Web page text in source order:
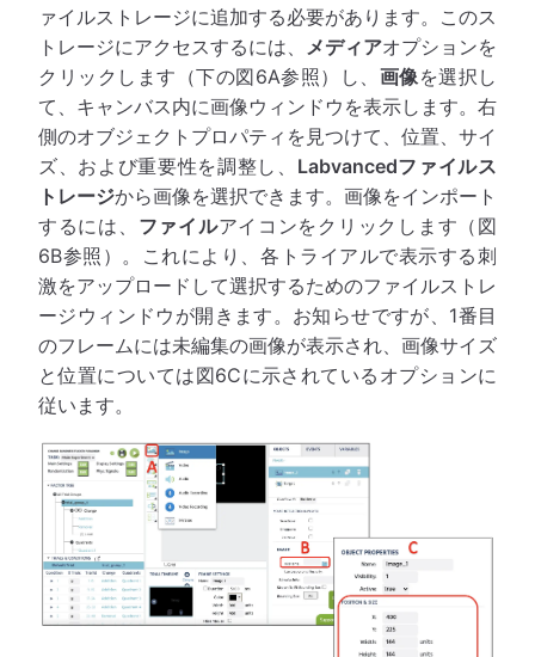
ァイルストレージに追加する必要があります。このス
トレージにアクセスするには、
メディアオプションを
クリックします（下の図6A参照）し、 画像 を選択し
て、キャンバス内に画像ウィンドウを表示します。右
側のオブジェクトプロパティを見つけて、位置、サイ
ズ、および重要性を調整し、 Labvancedファイルス
トレージから画像を選択できます。画像をインポート
するには、 ファイルアイコンをクリックします（図
6B参照）。これにより、各トライアルで表示する刺
激をアップロードして選択するためのファイルストレ
ージウィンドウが開きます。お知らせですが、1番目
のフレームには未編集の画像が表示され、画像サイズ
と位置については図6Cに示されているオプションに
従います。